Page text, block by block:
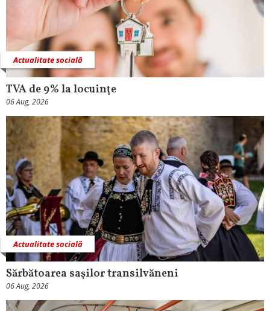
Actualitate socială
TVA de 9% la locuinţe
06 Aug, 2026
Actualitate socială
Sărbătoarea saşilor transilvăneni
06 Aug, 2026